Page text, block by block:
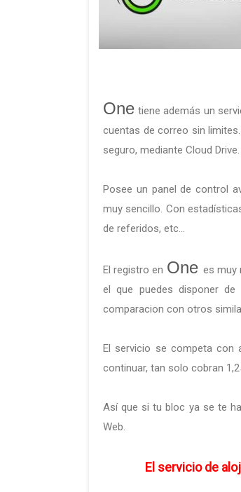
One tiene además un
cuentas de correo sin
seguro, mediante Cloud Drive.
Posee un panel de control
muy sencillo. Con
de referidos, etc...
El registro en One es muy
el que puedes disponer
comparacion con otros
El servicio se competa con
continuar, tan solo cobran
Así que si tu bloc ya se te
Web.
El servicio de